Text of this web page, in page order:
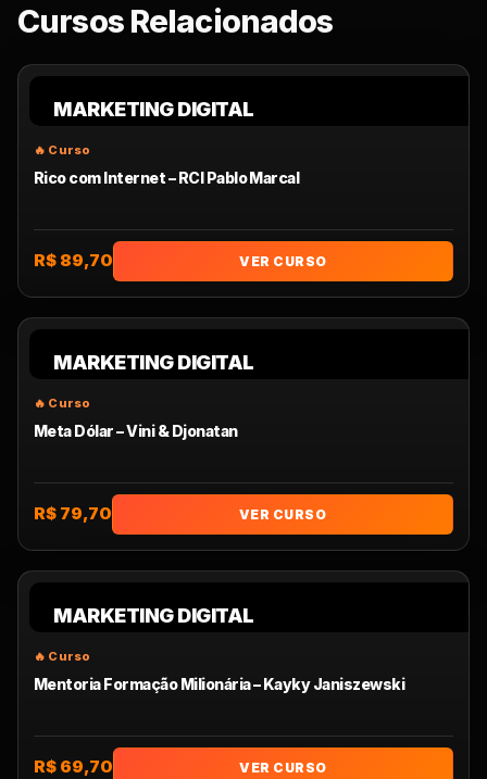
Cursos Relacionados
MARKETING DIGITAL
Rico com Internet – RCI Pablo Marcal
R$ 89,70 VER CURSO
MARKETING DIGITAL
Meta Dólar – Vini & Djonatan
R$ 79,70 VER CURSO
MARKETING DIGITAL
Mentoria Formação Milionária – Kayky Janiszewski
R$ 69,70 VER CURSO